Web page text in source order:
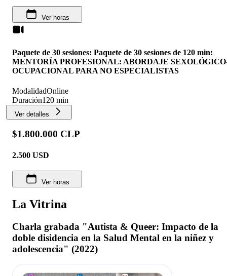
Ver horas
Paquete de 30 sesiones: Paquete de 30 sesiones de 120 min:
MENTORÍA PROFESIONAL: ABORDAJE
OCUPACIONAL PARA NO ESPECIALISTAS
ModalidadOnline
Duración120 min
Ver detalles
$1.800.000 CLP
2.500 USD
Ver horas
La Vitrina
Charla grabada "Autista & Queer: Impacto de la
doble disidencia en la Salud Mental en la niñez y
adolescencia" (2022)